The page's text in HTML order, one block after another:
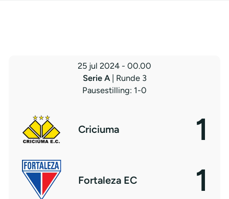
25 jul 2024 - 00.00
Serie A | Runde 3
Pausestilling: 1-0
Criciuma 1
Fortaleza EC 1